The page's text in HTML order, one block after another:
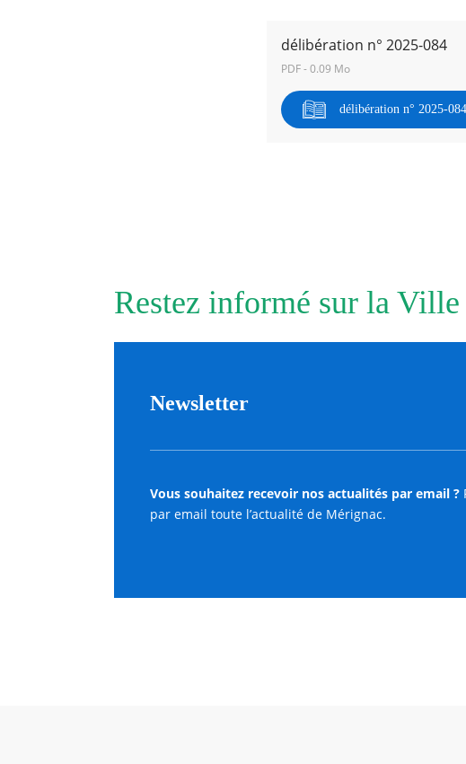
délibération n° 2025-084
PDF - 0.09 Mo
délibération n° 2025-084
Restez informé sur la
Newsletter
Vous souhaitez recevoir nos actualités par email ?
par email toute l’actualité de Mérignac.